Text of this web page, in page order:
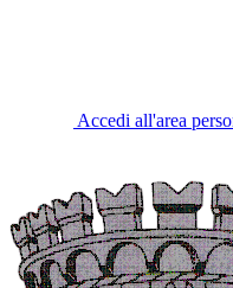
Accedi all'area